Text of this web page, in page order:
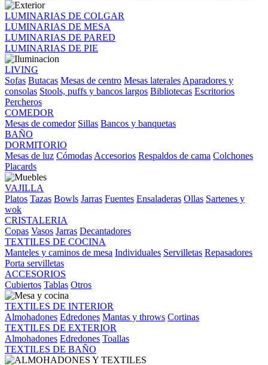
LUMINARIAS DE COLGAR
LUMINARIAS DE MESA
LUMINARIAS DE PARED
LUMINARIAS DE PIE
LIVING
Sofas Butacas Mesas de centro Mesas laterales Aparadores y
consolas Stools, puffs y bancos largos Bibliotecas Escritorios
Percheros
COMEDOR
Mesas de comedor Sillas Bancos y banquetas
BAÑO
DORMITORIO
Mesas de luz Cómodas Accesorios Respaldos de cama Colchones
Placards
VAJILLA
Platos Tazas Bowls Jarras Fuentes Ensaladeras Ollas Sartenes y
wok
CRISTALERIA
Copas Vasos Jarras Decantadores
TEXTILES DE COCINA
Manteles y caminos de mesa Individuales Servilletas Repasadores
Porta servilletas
ACCESORIOS
Cubiertos Tablas Otros
TEXTILES DE INTERIOR
Almohadones Edredones Mantas y throws Cortinas
TEXTILES DE EXTERIOR
Almohadones Edredones Toallas
TEXTILES DE BAÑO